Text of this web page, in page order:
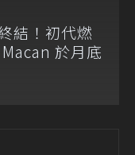
結！初代燃
於月底